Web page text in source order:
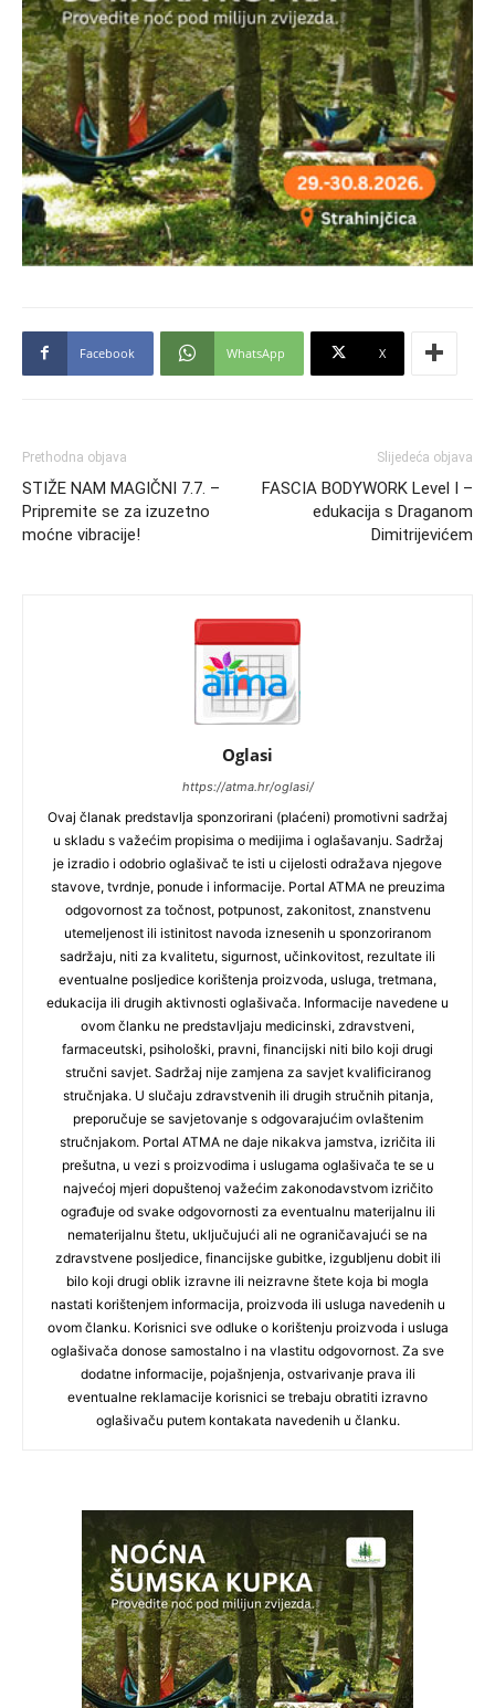
Facebook WhatsApp X
Prethodna objava
STIŽE NAM MAGIČNI 7.7. –
Pripremite se za izuzetno
moćne vibracije!
Slijedeća objava
FASCIA BODYWORK Level I –
edukacija s Draganom
Dimitrijevićem
Oglasi
https://atma.hr/oglasi/
Ovaj članak predstavlja sponzorirani (plaćeni) promotivni sadržaj
u skladu s važećim propisima o medijima i oglašavanju. Sadržaj
je izradio i odobrio oglašivač te isti u cijelosti odražava njegove
stavove, tvrdnje, ponude i informacije. Portal ATMA ne preuzima
odgovornost za točnost, potpunost, zakonitost, znanstvenu
utemeljenost ili istinitost navoda iznesenih u sponzoriranom
sadržaju, niti za kvalitetu, sigurnost, učinkovitost, rezultate ili
eventualne posljedice korištenja proizvoda, usluga, tretmana,
edukacija ili drugih aktivnosti oglašivača. Informacije navedene u
ovom članku ne predstavljaju medicinski, zdravstveni,
farmaceutski, psihološki, pravni, financijski niti bilo koji drugi
stručni savjet. Sadržaj nije zamjena za savjet kvalificiranog
stručnjaka. U slučaju zdravstvenih ili drugih stručnih pitanja,
preporučuje se savjetovanje s odgovarajućim ovlaštenim
stručnjakom. Portal ATMA ne daje nikakva jamstva, izričita ili
prešutna, u vezi s proizvodima i uslugama oglašivača te se u
najvećoj mjeri dopuštenoj važećim zakonodavstvom izričito
ograđuje od svake odgovornosti za eventualnu materijalnu ili
nematerijalnu štetu, uključujući ali ne ograničavajući se na
zdravstvene posljedice, financijske gubitke, izgubljenu dobit ili
bilo koji drugi oblik izravne ili neizravne štete koja bi mogla
nastati korištenjem informacija, proizvoda ili usluga navedenih u
ovom članku. Korisnici sve odluke o korištenju proizvoda i usluga
oglašivača donose samostalno i na vlastitu odgovornost. Za sve
dodatne informacije, pojašnjenja, ostvarivanje prava ili
eventualne reklamacije korisnici se trebaju obratiti izravno
oglašivaču putem kontakata navedenih u članku.